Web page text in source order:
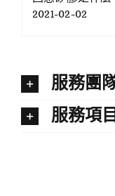
2021-02-02
服務團
服務項目